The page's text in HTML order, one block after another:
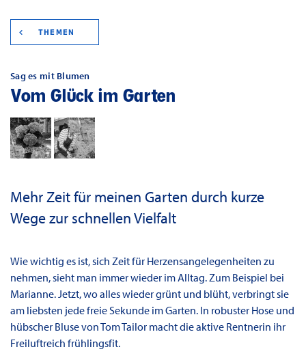
THEMEN
Sag es mit Blumen
Vom Glück im Garten
Mehr Zeit für meinen Garten durch kurze
Wege zur schnellen Vielfalt
Wie wichtig es ist, sich Zeit für Herzensangelegenheiten zu
nehmen, sieht man immer wieder im Alltag. Zum Beispiel bei
Marianne. Jetzt, wo alles wieder grünt und blüht, verbringt sie
am liebsten jede freie Sekunde im Garten. In robuster Hose und
hübscher Bluse von Tom Tailor macht die aktive Rentnerin ihr
Freiluftreich frühlingsfit.